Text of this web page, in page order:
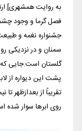
به روایت
فصل گرما و وجود
جشنواره نغمه و
سمنان و در نزدیکى
گلستان است.جایى که
پشت این دیواره از
تقریباً از بعدازظهر
روى ابرها سوار شده